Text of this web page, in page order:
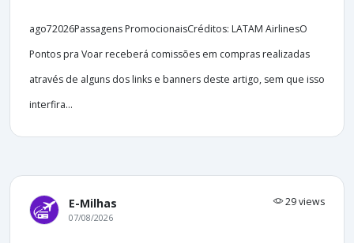
ago72026Passagens PromocionaisCréditos: LATAM AirlinesO
Pontos pra Voar receberá comissões em compras realizadas
através de alguns dos links e banners deste artigo, sem que isso
interfira...
E-Milhas 29 views
07/08/2026